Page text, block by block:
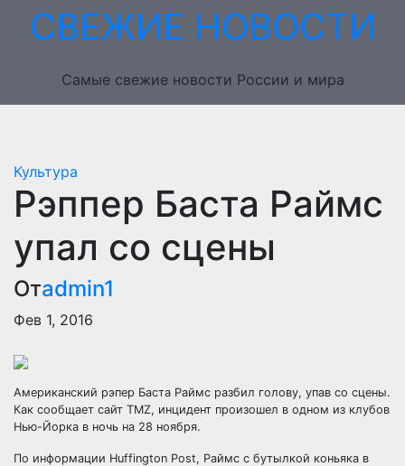
ПерейтиСВЕЖИЕ НОВОСТИ
Самые свежие новости России и мира
Культура
Рэппер Баста Раймс
упал со сцены
Отadmin1
Фев 1, 2016
Американский рэпер Баста Раймс разбил голову, упав со сцены.
Как сообщает сайт TMZ, инцидент произошел в одном из клубов
Нью-Йорка в ночь на 28 ноября.
По информации Huffington Post, Раймс с бутылкой коньяка в